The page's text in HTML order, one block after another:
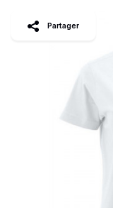
Partager
slide1